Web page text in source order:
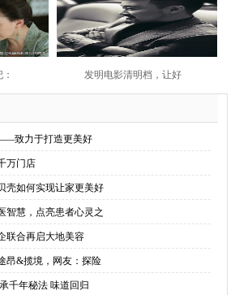
发明电影清明档，让好
致力于打造更美好
万门店
壳如何实现让家更美好
智慧，点亮患者心灵之
联合再启大地美容
昂&揽境，网友：探险
千年秘法 味道回归